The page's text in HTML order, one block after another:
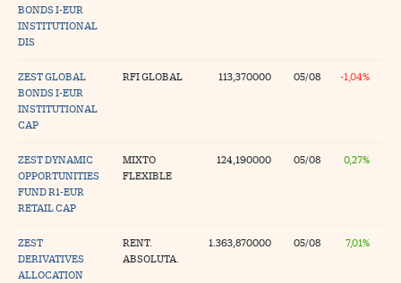
BONDS I-EUR
INSTITUTIONAL
DIS
ZEST GLOBAL
BONDS I-EUR
INSTITUTIONAL
CAP
RFI GLOBAL 113,370000 05/08 -1,04%
ZEST DYNAMIC
OPPORTUNITIES
FUND R1-EUR
RETAIL CAP
MIXTO
FLEXIBLE
124,190000 05/08 0,27%
ZEST
DERIVATIVES
ALLOCATION
RENT.
ABSOLUTA.
1.363,870000 05/08 7,01%